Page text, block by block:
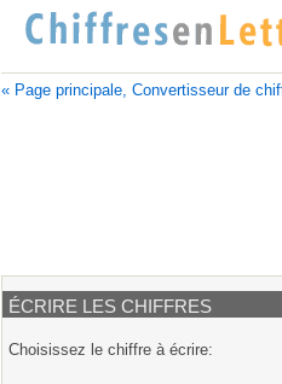
« Page principale, Convertisseur de
ÉCRIRE LES CHIFFRES
Choisissez le chiffre à écrire: